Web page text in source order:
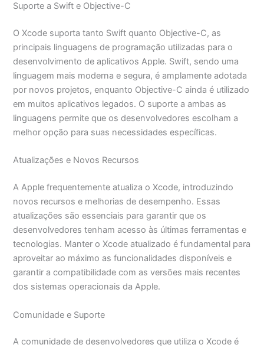
Suporte a Swift e Objective-C
O Xcode suporta tanto Swift quanto Objective-C, as
principais linguagens de programação utilizadas para o
desenvolvimento de aplicativos Apple. Swift, sendo uma
linguagem mais moderna e segura, é amplamente adotada
por novos projetos, enquanto Objective-C ainda é utilizado
em muitos aplicativos legados. O suporte a ambas as
linguagens permite que os desenvolvedores escolham a
melhor opção para suas necessidades específicas.
Atualizações e Novos Recursos
A Apple frequentemente atualiza o Xcode, introduzindo
novos recursos e melhorias de desempenho. Essas
atualizações são essenciais para garantir que os
desenvolvedores tenham acesso às últimas ferramentas e
tecnologias. Manter o Xcode atualizado é fundamental para
aproveitar ao máximo as funcionalidades disponíveis e
garantir a compatibilidade com as versões mais recentes
dos sistemas operacionais da Apple.
Comunidade e Suporte
A comunidade de desenvolvedores que utiliza o Xcode é